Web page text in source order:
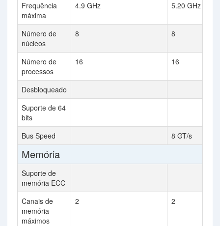
Frequência
máxima
4.9 GHz 5.20 GHz
Número de
núcleos
8 8
Número de
processos
16 16
Desbloqueado
Suporte de 64
bits
Bus Speed
8 GT/s
Memória
Suporte de
memória ECC
Canais de
memória
máximos
2 2